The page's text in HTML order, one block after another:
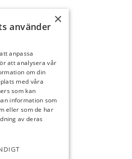
×
använder
anpassa
att analysera vår
om din
med våra
som kan
information som
eller som de har
av deras